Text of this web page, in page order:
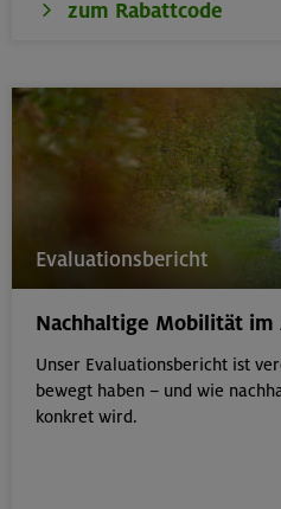
zum Rabattcode
Evaluationsbericht
Nachhaltige Mobilität im
Unser Evaluationsbericht ist
bewegt haben – und wie
konkret wird.